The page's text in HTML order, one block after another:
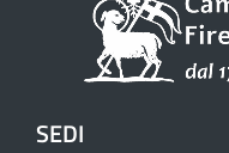
SEDI